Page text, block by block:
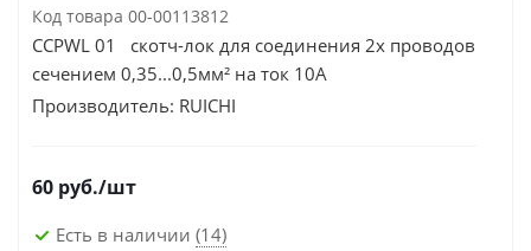
Код товара 00-00113812
CCPWL 01 скотч-лок для соединения 2х проводов
сечением 0,35...0,5мм² на ток 10А
Производитель: RUICHI
60 руб./шт
Есть в наличии (14)